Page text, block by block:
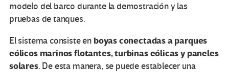
modelo del barco durante la demostración y las
pruebas de tanques.
El sistema consiste en boyas conectadas a parques
eólicos marinos flotantes, turbinas eólicas y paneles
solares. De esta manera, se puede establecer una